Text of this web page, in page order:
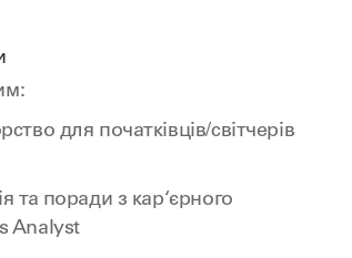
для початківців/світчерів
та поради з кар‘єрного
Analyst